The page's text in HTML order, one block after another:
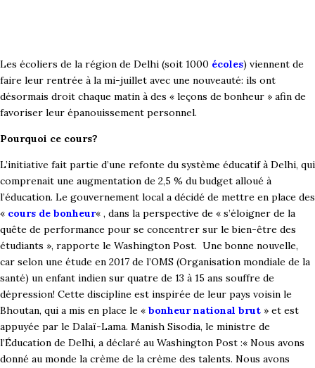
Les écoliers de la région de Delhi (soit 1000 écoles) viennent de
faire leur rentrée à la mi-juillet avec une nouveauté: ils ont
désormais droit chaque matin à des « leçons de bonheur » afin de
favoriser leur épanouissement personnel.
Pourquoi ce cours?
L’initiative fait partie d’une refonte du système éducatif à Delhi, qui
comprenait une augmentation de 2,5 % du budget alloué à
l’éducation. Le gouvernement local a décidé de mettre en place des
« cours de bonheur« , dans la perspective de « s’éloigner de la
quête de performance pour se concentrer sur le bien-être des
étudiants », rapporte le Washington Post. Une bonne nouvelle,
car selon une étude en 2017 de l’OMS (Organisation mondiale de la
santé) un enfant indien sur quatre de 13 à 15 ans souffre de
dépression! Cette discipline est inspirée de leur pays voisin le
Bhoutan, qui a mis en place le « bonheur national brut » et est
appuyée par le Dalaï-Lama. Manish Sisodia, le ministre de
l’Éducation de Delhi, a déclaré au Washington Post :« Nous avons
donné au monde la crème de la crème des talents. Nous avons